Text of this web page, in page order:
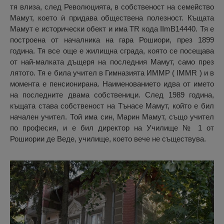
тя влиза, след Революцията, в собственост на семейство
Мамут, което ѝ придава обществена полезност. Къщата
Мамут е исторически обект и има TR кода IImB14440. Тя е
построена от началника на гара Рошиори, през 1899
година. Тя все още е жилищна сграда, която се посещава
от най-малката дъщеря на последния Мамут, само през
лятото. Тя е била учител в Гимназията ИММР ( IMMR ) и в
момента е пенсионирана. Наименованието идва от името
на последните двама собственици. След 1989 година,
къщата става собственост на Тънасе Мамут, който е бил
начален учител. Той има син, Марин Мамут, също учител
по професия, и е бил директор на Училище № 1 от
Рошиории де Веде, училище, което вече не съществува.